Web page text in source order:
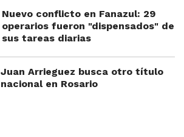
Nuevo conflicto en Fanazul: 29
operarios fueron "dispensados" de
sus tareas diarias
Juan Arrieguez busca otro título
nacional en Rosario